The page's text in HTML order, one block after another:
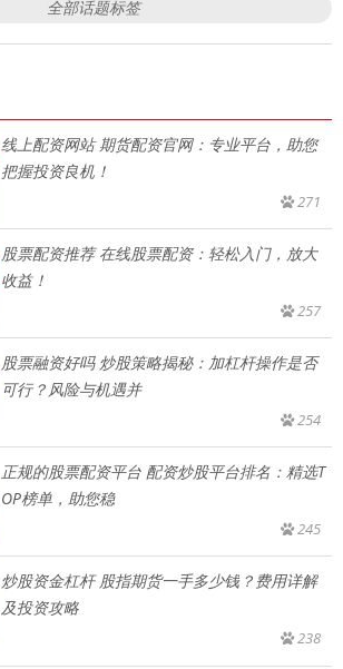
全部话题标签
线上配资网站 期货配资官网：专业平台，助您
把握投资良机！
271
股票配资推荐 在线股票配资：轻松入门，放大
收益！
257
股票融资好吗 炒股策略揭秘：加杠杆操作是否
可行？风险与机遇并
254
正规的股票配资平台 配资炒股平台排名：精选T
OP榜单，助您稳
245
炒股资金杠杆 股指期货一手多少钱？费用详解
及投资攻略
238